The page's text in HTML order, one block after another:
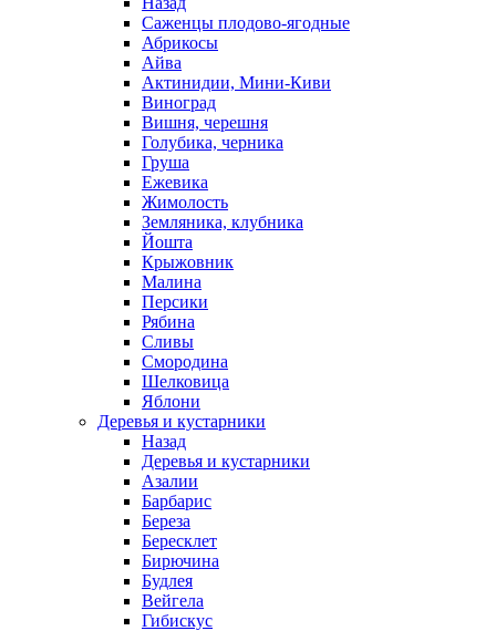
Саженцы плодово-ягодные
Абрикосы
Айва
Актинидии, Мини-Киви
Виноград
Вишня, черешня
Голубика, черника
Груша
Ежевика
Жимолость
Земляника, клубника
Йошта
Крыжовник
Малина
Персики
Рябина
Сливы
Смородина
Шелковица
Яблони
Деревья и кустарники
Назад
Деревья и кустарники
Азалии
Барбарис
Береза
Бересклет
Бирючина
Будлея
Вейгела
Гибискус